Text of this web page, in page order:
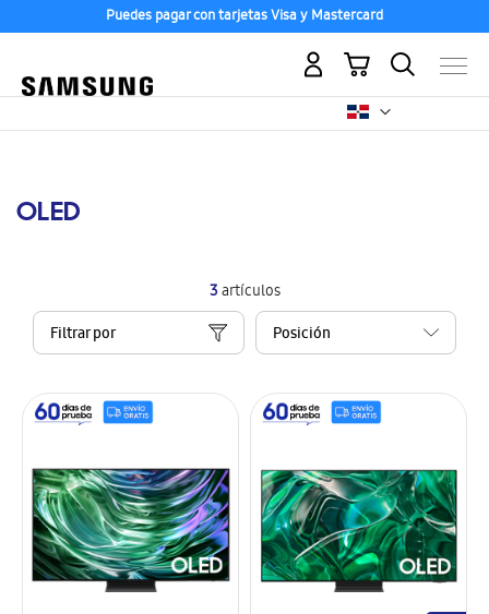
Puedes pagar con tarjetas Visa y Mastercard
Mi carrito
OLED
3artículos
Filtrar por